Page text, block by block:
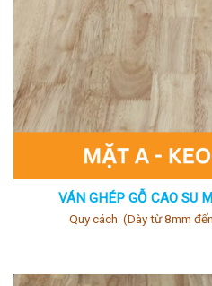
VÁN GHÉP GỖ CAO SU
Quy cách: (Dày từ 8mm